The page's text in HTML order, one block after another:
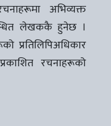
अभिव्यक्त
लेखककै हुनेछ ।
प्रतिलिपिअधिकार
रचनाहरूको